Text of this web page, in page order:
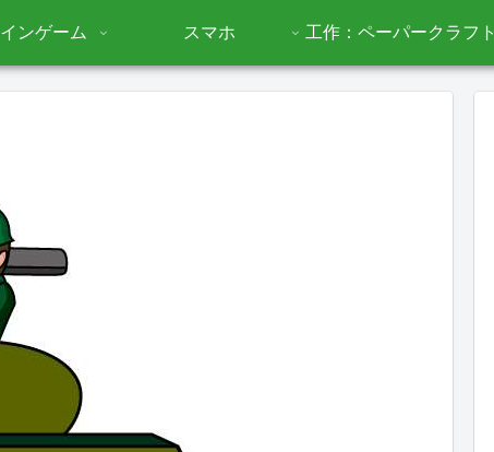
ンゲーム スマホ 工作：ペーパークラフト